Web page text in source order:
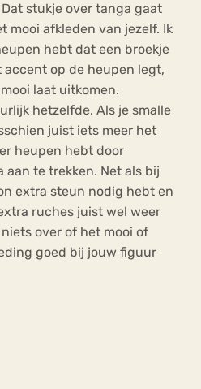
stukje over tanga gaat
mooi afkleden van jezelf. Ik
hebt dat een broekje
op de heupen legt,
laat uitkomen.
hetzelfde. Als je smalle
juist iets meer het
heupen hebt door
te trekken. Net als bij
extra steun nodig hebt en
ruches juist wel weer
over of het mooi of
goed bij jouw figuur